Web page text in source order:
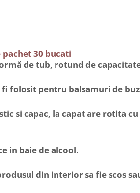
pachet 30 bucati
de tub, rotund de
folosit pentru balsamuri de
si capac, la capat are rotita
in baie de alcool.
din interior sa fie scos